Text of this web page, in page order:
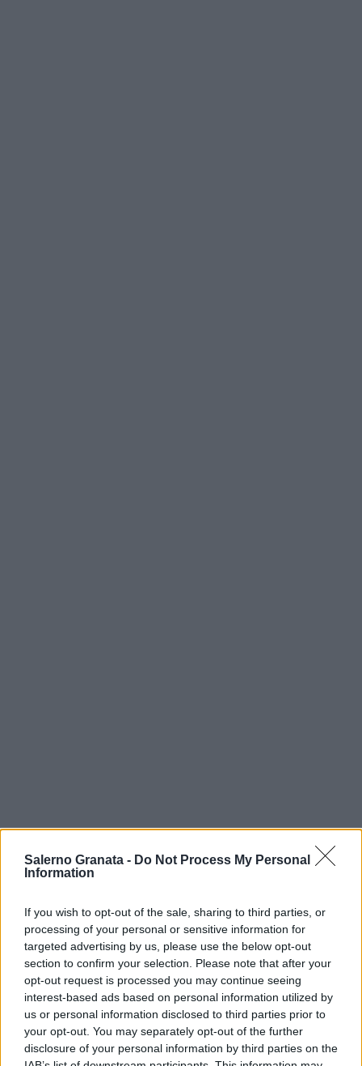
Salerno Granata - Do Not Process My Personal
Information
If you wish to opt-out of the sale, sharing to third parties, or
processing of your personal or sensitive information for
targeted advertising by us, please use the below opt-out
section to confirm your selection. Please note that after your
opt-out request is processed you may continue seeing
interest-based ads based on personal information utilized by
us or personal information disclosed to third parties prior to
your opt-out. You may separately opt-out of the further
disclosure of your personal information by third parties on the